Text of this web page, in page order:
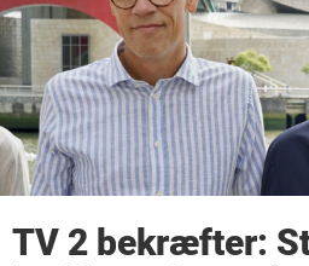
TV 2 bekræfter: